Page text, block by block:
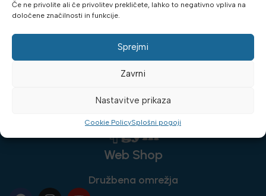
Če ne privolite ali če privolitev prekličete, lahko to negativno vpliva na
določene značilnosti in funkcije.
Sprejmi
Zavrni
Nastavitve prikaza
Cookie PolicySplošni pogoji
Web Shop
Družbena omrežja